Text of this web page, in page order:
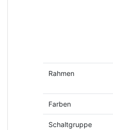
Rahmen
Farben
Schaltgruppe